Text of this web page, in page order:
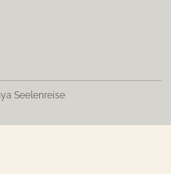
Seelenreise